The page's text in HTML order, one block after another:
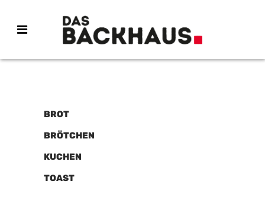
BROT
BRÖTCHEN
KUCHEN
TOAST